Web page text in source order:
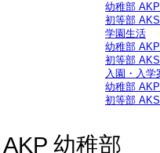
幼稚部 AKP
初等部 AKS
学園生活
幼稚部 AKP
初等部 AKS
入園・入学
幼稚部
初等部
AKP 幼稚部